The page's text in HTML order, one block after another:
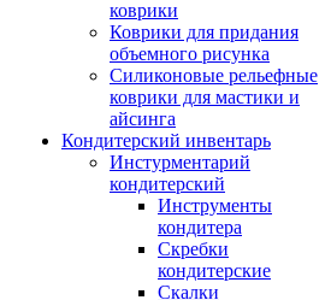
коврики
Коврики для придания
объемного рисунка
Силиконовые рельефные
коврики для мастики и
айсинга
Кондитерский инвентарь
Инстурментарий
кондитерский
Инструменты
кондитера
Скребки
кондитерские
Скалки